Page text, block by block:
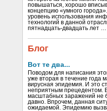
повышаться, хорошо
концепцию «умного
уровень использования
технологий в данной
пятнадцать-двадцать лет …
Блог
Вот те два...
Поводом для написания
уже вторая в течение года
вирусная эпидемия. И это
неприятным прецедентом.
масштабных заражений не
давно. Впрочем, данная
ожидаемой. Эпидемию